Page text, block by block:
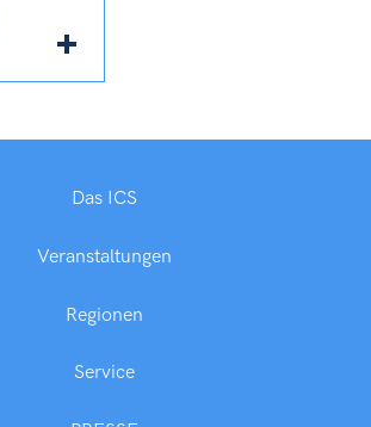
Das ICS
Veranstaltungen
Regionen
Service